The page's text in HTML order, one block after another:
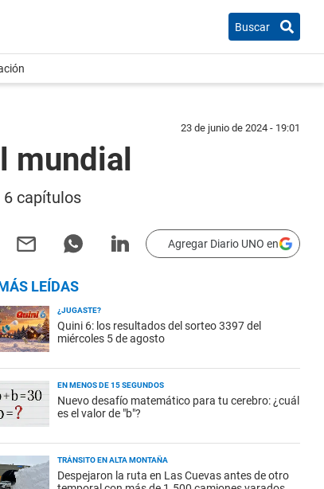
Buscar
23 de junio de 2024 - 19:01
mundial
6 capítulos
Agregar Diario UNO en
LEÍDAS
¿JUGASTE?
Quini 6: los resultados del sorteo 3397 del
miércoles 5 de agosto
EN MENOS DE 15 SEGUNDOS
Nuevo desafío matemático para tu cerebro: ¿cuál
es el valor de "b"?
TRÁNSITO EN ALTA MONTAÑA
Despejaron la ruta en Las Cuevas antes de otro